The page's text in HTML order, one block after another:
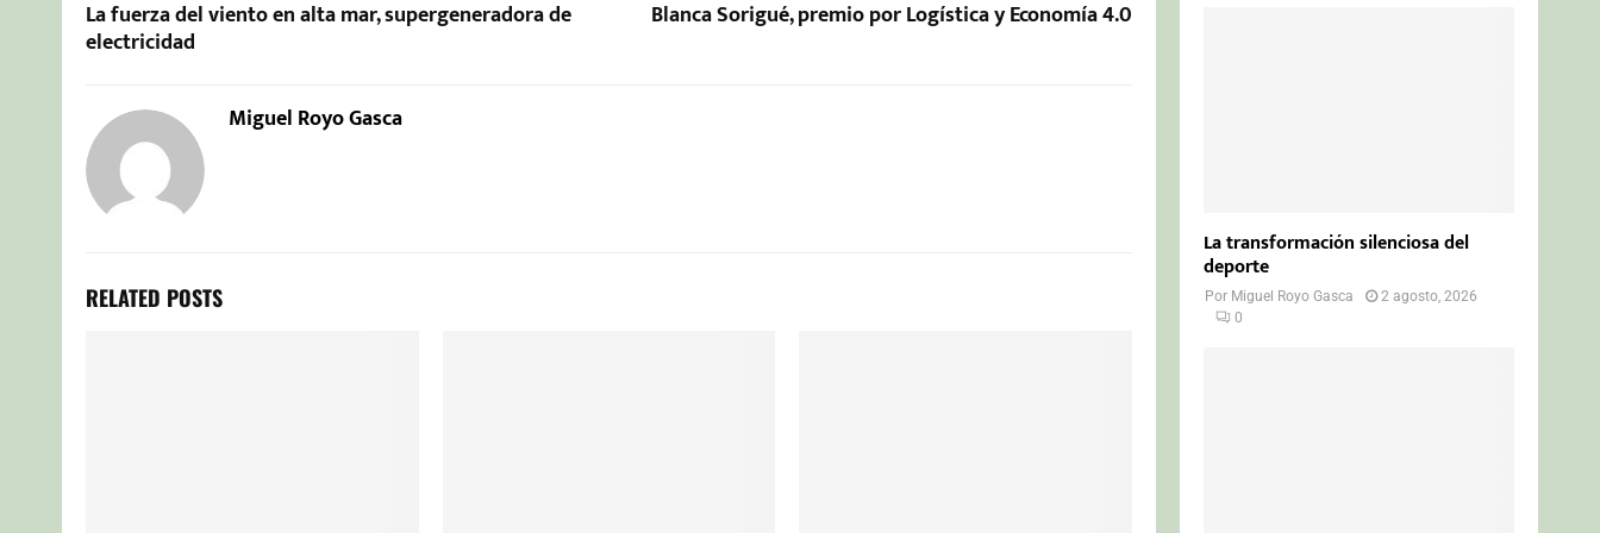
La fuerza del viento en alta mar, supergeneradora de
electricidad
Blanca Sorigué, premio por Logística y Economía 4.0
Miguel Royo Gasca
RELATED POSTS
La transformación silenciosa del
deporte
Por Miguel Royo Gasca
2 agosto, 2026
0